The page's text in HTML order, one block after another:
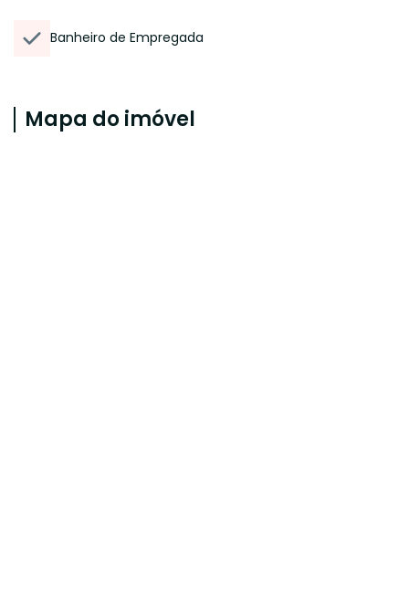
Banheiro de Empregada
Mapa do imóvel